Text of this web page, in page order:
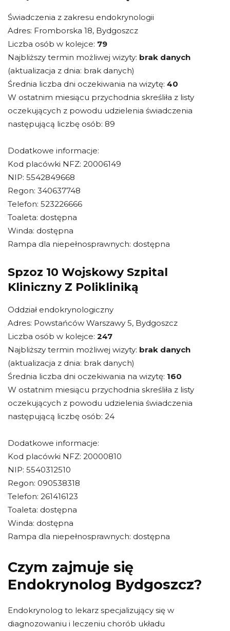
Świadczenia z zakresu endokrynologii
Adres: Fromborska 18, Bydgoszcz
Liczba osób w kolejce: 79
Najbliższy termin możliwej wizyty: brak danych
(aktualizacja z dnia: brak danych)
Średnia liczba dni oczekiwania na wizytę: 40
W ostatnim miesiącu przychodnia skreśliła z listy
oczekujących z powodu udzielenia świadczenia
następującą liczbę osób: 89
Dodatkowe informacje:
Kod placówki NFZ: 20006149
NIP: 5542849668
Regon: 340637748
Telefon: 523226666
Toaleta: dostępna
Winda: dostępna
Rampa dla niepełnosprawnych: dostępna
Spzoz 10 Wojskowy Szpital
Kliniczny Z Polikliniką
Oddział endokrynologiczny
Adres: Powstańców Warszawy 5, Bydgoszcz
Liczba osób w kolejce: 247
Najbliższy termin możliwej wizyty: brak danych
(aktualizacja z dnia: brak danych)
Średnia liczba dni oczekiwania na wizytę: 160
W ostatnim miesiącu przychodnia skreśliła z listy
oczekujących z powodu udzielenia świadczenia
następującą liczbę osób: 24
Dodatkowe informacje:
Kod placówki NFZ: 20000810
NIP: 5540312510
Regon: 090538318
Telefon: 261416123
Toaleta: dostępna
Winda: dostępna
Rampa dla niepełnosprawnych: dostępna
Czym zajmuje się
Endokrynolog Bydgoszcz?
Endokrynolog to lekarz specjalizujący się w
diagnozowaniu i leczeniu chorób układu